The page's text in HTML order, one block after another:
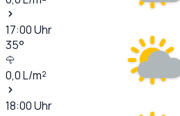
17:00Uhr
35°
0,0L/m²
18:00Uhr